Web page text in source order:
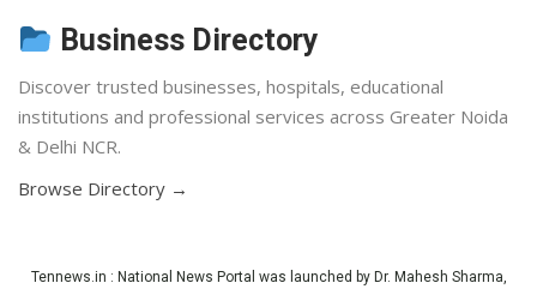
Business Directory
Discover trusted businesses, hospitals, educational
institutions and professional services across Greater Noida
& Delhi NCR.
Browse Directory →
Tennews.in : National News Portal was launched by Dr. Mahesh Sharma,